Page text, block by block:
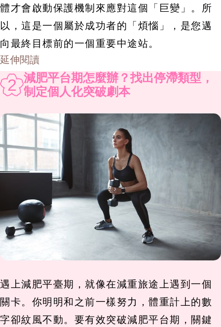
體才會啟動保護機制來應對這個「巨變」。所
以，這是一個屬於成功者的「煩惱」，是您邁
向最終目標前的一個重要中途站。
延伸閱讀
2 減肥平台期怎麼辦？找出停滯類型，
制定個人化突破劇本
遇上減肥平臺期，就像在減重旅途上遇到一個
關卡。你明明和之前一樣努力，體重計上的數
字卻紋風不動。要有效突破減肥平台期，關鍵